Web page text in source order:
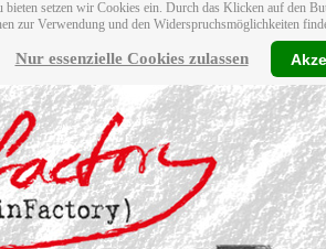
bieten setzen wir Cookies ein. Durch das Klicken auf den
zur Verwendung und den Widerspruchsmöglichkeiten
Nur essenzielle Cookies zulassen